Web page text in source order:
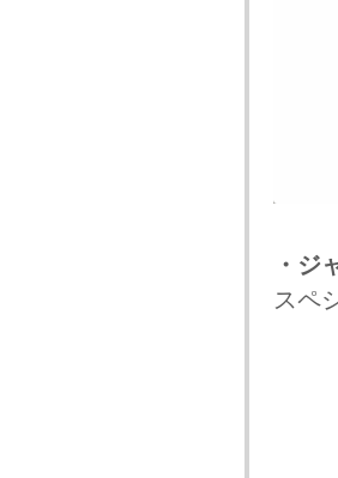
・ジ
スペ